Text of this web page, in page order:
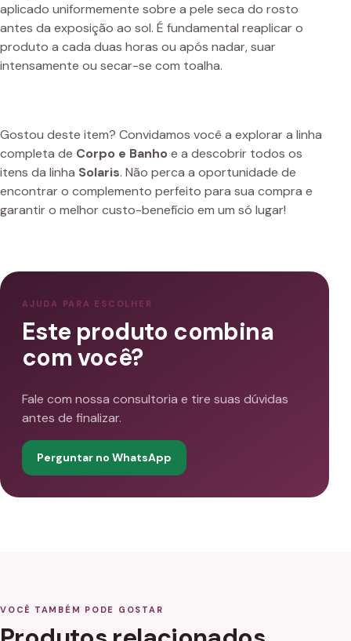
aplicado uniformemente sobre a pele seca do rosto
antes da exposição ao sol. É fundamental reaplicar o
produto a cada duas horas ou após nadar, suar
intensamente ou secar-se com toalha.
Gostou deste item? Convidamos você a explorar a linha
completa de Corpo e Banho e a descobrir todos os
itens da linha Solaris. Não perca a oportunidade de
encontrar o complemento perfeito para sua compra e
garantir o melhor custo-benefício em um só lugar!
AJUDA PARA ESCOLHER
Este produto combina
com você?
Fale com nossa consultoria e tire suas dúvidas
antes de finalizar.
Perguntar no WhatsApp
VOCÊ TAMBÉM PODE GOSTAR